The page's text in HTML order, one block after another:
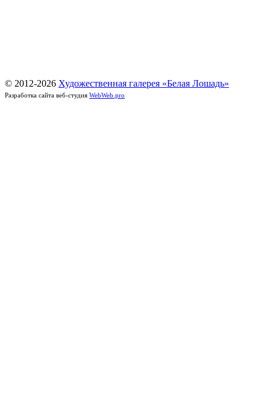
© 2012-2026 Художественная галерея «Белая Лошадь»
Разработка сайта веб-студия WebWeb.pro